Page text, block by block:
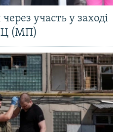
участь у заході
(МП)